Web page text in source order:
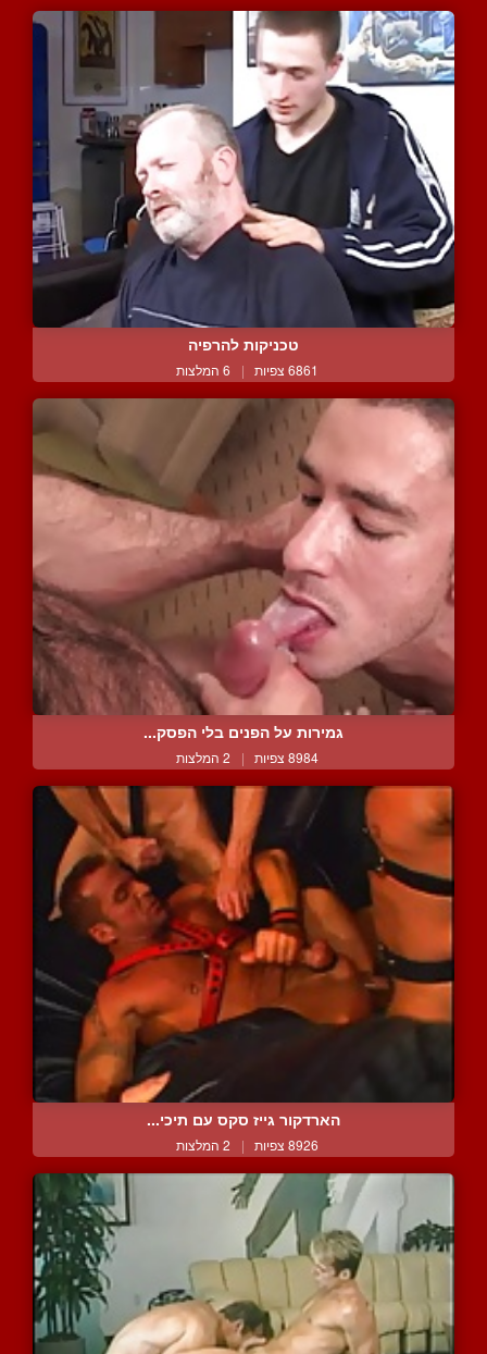
טכניקות להרפיה
6861 צפיות | 6 המלצות
גמירות על הפנים בלי הפסק...
8984 צפיות | 2 המלצות
הארדקור גייז סקס עם תיכי...
8926 צפיות | 2 המלצות